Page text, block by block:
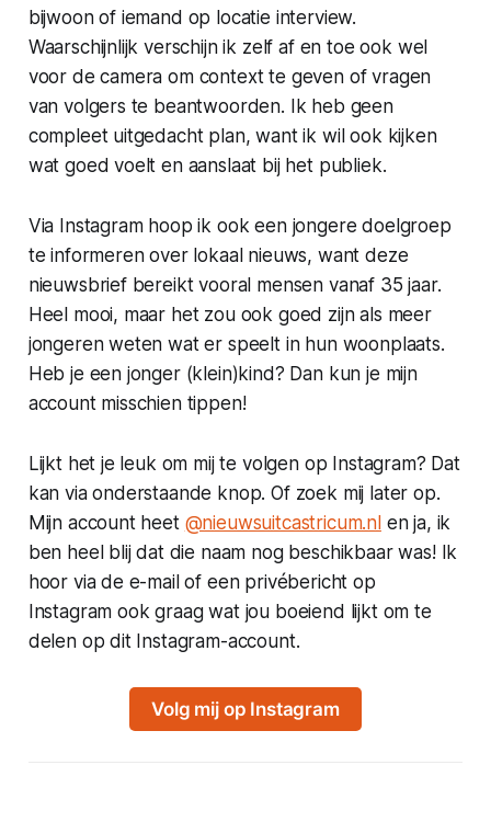
bijwoon of iemand op locatie interview.
Waarschijnlijk verschijn ik zelf af en toe ook wel
voor de camera om context te geven of vragen
van volgers te beantwoorden. Ik heb geen
compleet uitgedacht plan, want ik wil ook kijken
wat goed voelt en aanslaat bij het publiek.
Via Instagram hoop ik ook een jongere doelgroep
te informeren over lokaal nieuws, want deze
nieuwsbrief bereikt vooral mensen vanaf 35 jaar.
Heel mooi, maar het zou ook goed zijn als meer
jongeren weten wat er speelt in hun woonplaats.
Heb je een jonger (klein)kind? Dan kun je mijn
account misschien tippen!
Lijkt het je leuk om mij te volgen op Instagram? Dat
kan via onderstaande knop. Of zoek mij later op.
Mijn account heet @nieuwsuitcastricum.nlen ja, ik
ben heel blij dat die naam nog beschikbaar was! Ik
hoor via de e-mail of een privébericht op
Instagram ook graag wat jou boeiend lijkt om te
delen op dit Instagram-account.
Volg mij op Instagram